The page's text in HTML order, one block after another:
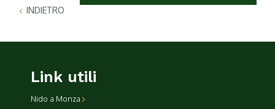
INDIETRO
Link utili
Nido a Monza